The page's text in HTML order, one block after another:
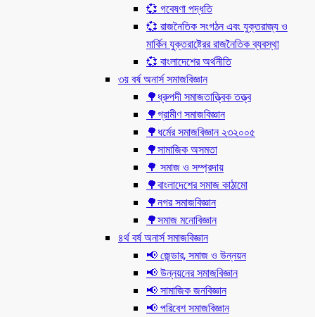
💞 গবেষণা পদ্ধতি
💞 রাজনৈতিক সংগঠন এবং যুক্তরাজ্য ও
মার্কিন যুক্তরাষ্ট্রের রাজনৈতিক ব্যবস্থা
💞 বাংলাদেশের অর্থনীতি
৩য় বর্ষ অনার্স সমাজবিজ্ঞান
🌳ধ্রুপদী সমাজতাত্ত্বিক তত্ত্ব
🌳গ্রামীণ সমাজবিজ্ঞান
🌳ধর্মের সমাজবিজ্ঞান ২৩২০০৫
🌳সামাজিক অসমতা
🌳 সমাজ ও সম্প্রদায়
🌳বাংলাদেশের সমাজ কাঠামো
🌳নগর সমাজবিজ্ঞান
🌳সমাজ মনোবিজ্ঞান
৪র্থ বর্ষ অনার্স সমাজবিজ্ঞান
📢 জেন্ডার, সমাজ ও উন্নয়ন
📢 উন্নয়নের সমাজবিজ্ঞান
📢 সামাজিক জনবিজ্ঞান
📢 পরিবেশ সমাজবিজ্ঞান